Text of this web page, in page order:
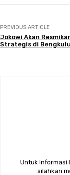
PREVIOUS ARTICLE
Jokowi Akan
Strategis di Bengkulu
Untuk Informasi
silahkan